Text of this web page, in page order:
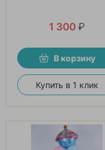
1 300 ₽
В корзину
Купить в 1 клик